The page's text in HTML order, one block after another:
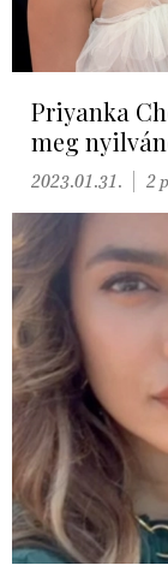
Priyanka
meg
2023.01.31. 2